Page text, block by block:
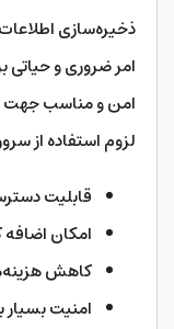
ذخیره‌سازی
امر ضروری و
امن و مناسب جهت
لزوم استفاده از
قابلیت
امکان
کاهش
امنیت بسیار